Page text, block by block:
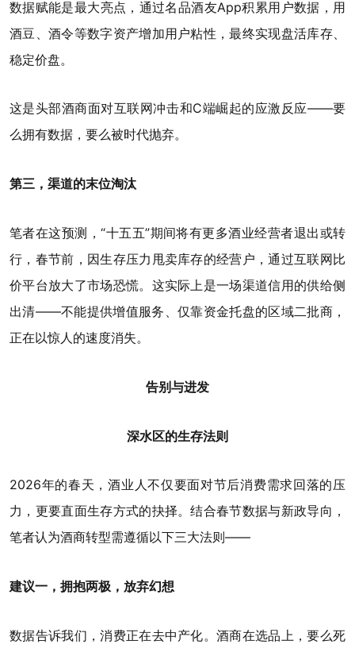
数据赋能是最大亮点，通过名品酒友App积累用户数据，用
酒豆、酒令等数字资产增加用户粘性，最终实现盘活库存、
稳定价盘。
这是头部酒商面对互联网冲击和C端崛起的应激反应——要
么拥有数据，要么被时代抛弃。
第三，渠道的末位淘汰
笔者在这预测，“十五五”期间将有更多酒业经营者退出或转
行，春节前，因生存压力甩卖库存的经营户，通过互联网比
价平台放大了市场恐慌。这实际上是一场渠道信用的供给侧
出清——不能提供增值服务、仅靠资金托盘的区域二批商，
正在以惊人的速度消失。
告别与进发
深水区的生存法则
2026年的春天，酒业人不仅要面对节后消费需求回落的压
力，更要直面生存方式的抉择。结合春节数据与新政导向，
笔者认为酒商转型需遵循以下三大法则——
建议一，拥抱两极，放弃幻想
数据告诉我们，消费正在去中产化。酒商在选品上，要么死